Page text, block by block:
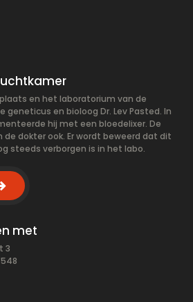
en het laboratorium van de
geneticus en bioloog Dr. Lev Pasted. In
hij met een bloedelixer. De
dokter ook. Er wordt beweerd dat dit
steeds verborgen is in het labo.
met
3